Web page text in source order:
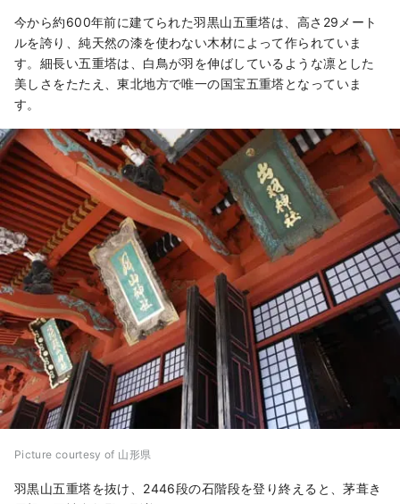
今から約600年前に建てられた羽黒山五重塔は、高さ29メート
ルを誇り、純天然の漆を使わない木材によって作られていま
す。細長い五重塔は、白鳥が羽を伸ばしているような凛とした
美しさをたたえ、東北地方で唯一の国宝五重塔となっていま
す。
Picture courtesy of 山形県
羽黒山五重塔を抜け、2446段の石階段を登り終えると、茅葺き